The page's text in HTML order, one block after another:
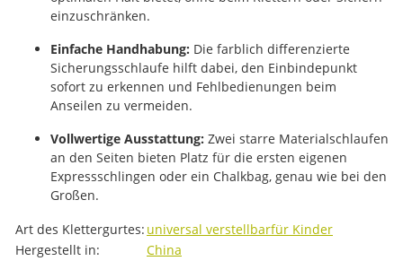
einzuschränken.
Einfache Handhabung: Die farblich differenzierte
Sicherungsschlaufe hilft dabei, den Einbindepunkt
sofort zu erkennen und Fehlbedienungen beim
Anseilen zu vermeiden.
Vollwertige Ausstattung: Zwei starre Materialschlaufen
an den Seiten bieten Platz für die ersten eigenen
Expressschlingen oder ein Chalkbag, genau wie bei den
Großen.
Produkteigenschaft
Wert
Art des Klettergurtes: universal verstellbarfür Kinder
Hergestellt in:
China